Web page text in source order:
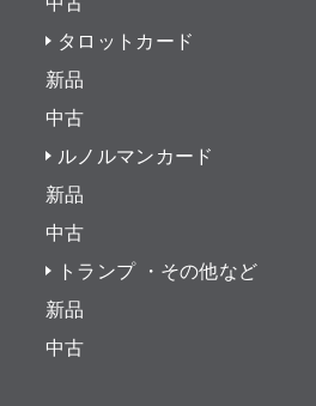
タロットカード
新品
中古
ルノルマンカード
新品
中古
トランプ ・その他など
新品
中古